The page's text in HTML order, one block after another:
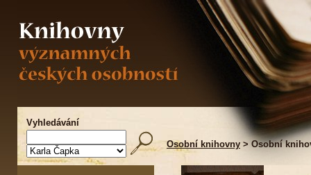
Vyhledávání
Osobní knihovny > Osobní